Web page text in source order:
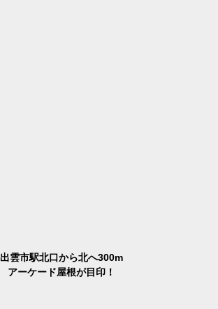
出雲市駅北口から北へ300m
アーケード屋根が目印！